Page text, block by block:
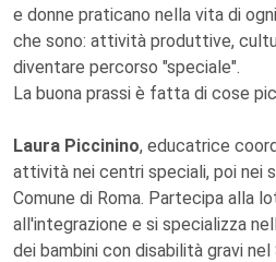
e donne praticano nella vita di
che sono: attività produttive,
diventare percorso "speciale".
La buona prassi è fatta di cose
Laura Piccinino, educatrice
attività nei centri speciali, poi nei
Comune di Roma. Partecipa alla
all'integrazione e si specializza
dei bambini con disabilità gravi